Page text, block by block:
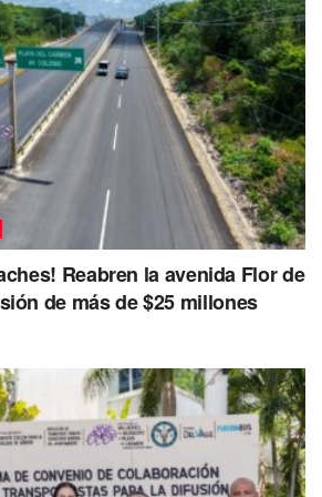
recursos será la retabulación de
sean justos y acordes a la
que haya gente recibiendo
Reabren la avenida Flor de
de más de $25 millones